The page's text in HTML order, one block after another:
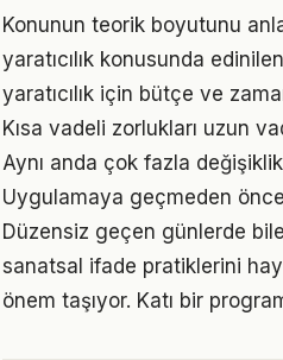
Konunun teorik boyutunu
yaratıcılık konusunda
yaratıcılık için bütçe ve
Kısa vadeli zorlukları uzun
Aynı anda çok fazla
Uygulamaya geçmeden önce
Düzensiz geçen günlerde
sanatsal ifade pratiklerini
önem taşıyor. Katı bir